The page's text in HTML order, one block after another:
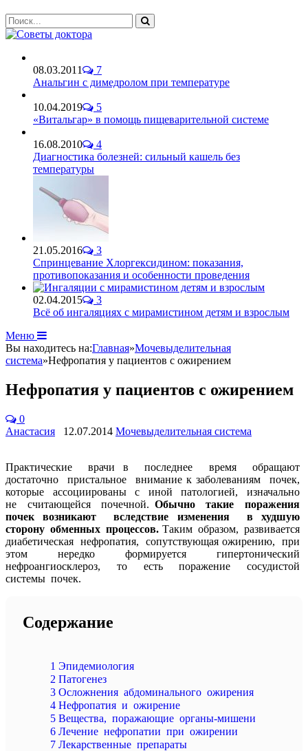
08.03.2011
7
Анальгин с димедролом при температуре
10.04.2019
5
«Витальгар» в помощь пищеварительной системе
16.08.2010
4
Диагностика болезней: сильный кашель без
температуры
21.05.2016
3
Спринцевание Хлоргексидином: показания,
противопоказания и особенности проведения
02.04.2015
3
Всё об ингаляциях с мирамистином детям и взрослым
Меню
Вы находитесь на:Главная»Мочевыделительная
система»Нефропатия у пациентов с ожирением
Нефропатия у пациентов с ожирением
0
Анастасия
12.07.2014 Мочевыделительная система
Практические врачи в последнее время обращают
достаточно пристальное внимание к заболеваниям почек,
которые ассоциированы с иной патологией, изначально
не считающейся почечной. Обычно такие поражения
почек возникают вследствие изменения в худшую
сторону обменных процессов. Таким образом, развивается
диабетическая нефропатия, сопутствующая ожирению, при
этом нередко формируется гипертонический
нефроангиосклероз, то есть поражение сосудистой
системы почек.
Содержание
1 Эпидемиология
2 Патогенез
3 Осложнения абдоминального ожирения
4 Нефропатия и ожирение
5 Вещества, поражающие органы-мишени
6 Лечение нефропатии при ожирении
7 Лекарственные препараты